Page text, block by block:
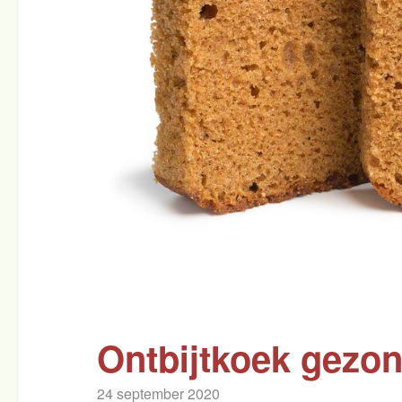
Ontbijtkoek
24 september 2020